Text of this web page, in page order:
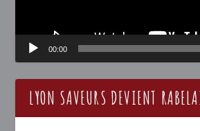
00:00
LYON SAVEURS DEVIENT